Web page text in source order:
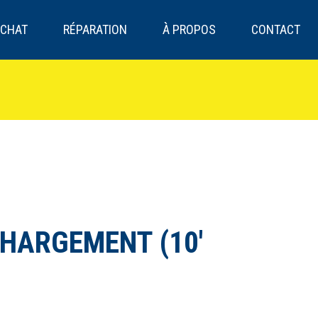
RÉPARATION À PROPOS CONTACT
(10′